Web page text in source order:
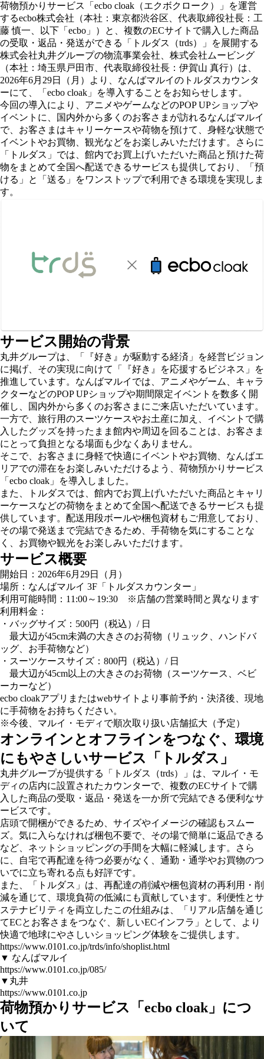
荷物預かりサービス「ecbo cloak（エクボクローク）」を運営
するecbo株式会社（本社：東京都渋谷区、代表取締役社長：工
藤 慎一、以下「ecbo」）と、複数のECサイトで購入した商品
の受取・返品・発送ができる「トルダス（trds）」を展開する
株式会社​丸井グループの物流事業会社、株式会社ムービング
（本社：埼玉県戸田市、代表取締役社長：伊賀山 真行）は、
2026年6月29日（月）より、なんばマルイのトルダスカウンタ
ーにて、「ecbo cloak」を導入することをお知らせします。
今回の導入により、アニメやゲームなどのPOP UPショップや
イベントに、国内外から多くのお客さまが訪れるなんばマルイ
で、お客さまはキャリーケースや荷物を預けて、身軽な状態で
イベントやお買物、観光などをお楽しみいただけます。さらに
「トルダス」では、館内でお買上げいただいた商品と預けた荷
物をまとめて全国へ配送できるサービスも提供しており、「預
ける」と「送る」をワンストップで利用できる環境を実現しま
す。
サービス開始の背景
丸井グループは、「『好き』が駆動する経済」を経営ビジョン
に掲げ、その実現に向けて「『好き』を応援するビジネス」を
推進しています。なんばマルイでは、アニメやゲーム、キャラ
クターなどのPOP UPショップや期間限定イベントを数多く開
催し、国内外から多くのお客さまにご来店いただいています。
一方で、旅行用のスーツケースやお土産に加え、イベントで購
入したグッズを持ったまま館内や周辺を回ることは、お客さま
にとって負担となる場面も少なくありません。
そこで、お客さまに身軽で快適にイベントやお買物、なんばエ
リアでの滞在をお楽しみいただけるよう、荷物預かりサービス
「ecbo cloak」を導入しました。
また、トルダスでは、館内でお買上げいただいた商品とキャリ
ーケースなどの荷物をまとめて全国へ配送できるサービスも提
供しています。配送用段ボールや梱包資材もご用意しており、
その場で発送まで完結できるため、手荷物を気にすることな
く、お買物や観光をお楽しみいただけます。
サービス概要
開始日：2026年6月29日（月）
場所：なんばマルイ 3F「トルダスカウンター」
利用可能時間：11:00～19:30 ※店舗の営業時間と異なります
利用料金：
・バッグサイズ：500円（税込）/ 日
最大辺が45cm未満の大きさのお荷物（リュック、ハンドバ
ッグ、お手荷物など）
・スーツケースサイズ：800円（税込）/ 日
最大辺が45cm以上の大きさのお荷物（スーツケース、ベビ
ーカーなど）
ecbo cloakアプリまたはwebサイトより事前予約・決済後、現地
に手荷物をお持ちください。
※今後、マルイ・モディで順次取り扱い店舗拡大（予定）
オンラインとオフラインをつなぐ、環境
にもやさしいサービス「トルダス」
丸井グループが提供する「トルダス（trds）」は、マルイ・モ
ディの店内に設置されたカウンターで、複数のECサイトで購
入した商品の受取・返品・発送を一か所で完結できる便利なサ
ービスです。
店頭で開梱ができるため、サイズやイメージの確認もスムー
ズ。気に入らなければ梱包不要で、その場で簡単に返品できる
など、ネットショッピングの手間を大幅に軽減します。さら
に、自宅で再配達を待つ必要がなく、通勤・通学やお買物のつ
いでに立ち寄れる点も好評です。
また、「トルダス」は、再配達の削減や梱包資材の再利用・削
減を通じて、環境負荷の低減にも貢献しています。利便性とサ
ステナビリティを両立したこの仕組みは、「リアル店舗を通じ
てECとお客さまをつなぐ、新しいECインフラ」として、より
快適で地球にやさしいショッピング体験をご提供します。
https://www.0101.co.jp/trds/info/shoplist.html
▼ なんばマルイ
https://www.0101.co.jp/085/
▼丸井
https://www.0101.co.jp
荷物預かりサービス「ecbo cloak」につ
いて